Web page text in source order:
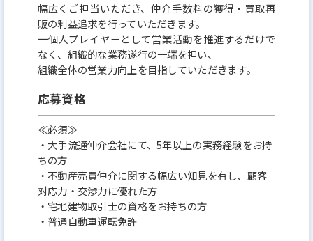
幅広くご担当いただき、仲介手数料の獲得・買取再
販の利益追求を行っていただきます。
一個人プレイヤーとして営業活動を推進するだけで
なく、組織的な業務遂行の一端を担い、
組織全体の営業力向上を目指していただきます。
応募資格
≪必須≫
・大手流通仲介会社にて、5年以上の実務経験をお持
ちの方
・不動産売買仲介に関する幅広い知見を有し、顧客
対応力・交渉力に優れた方
・宅地建物取引士の資格をお持ちの方
・普通自動車運転免許